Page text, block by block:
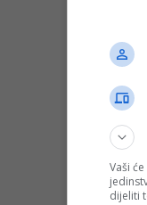
Vaši
dijeliti